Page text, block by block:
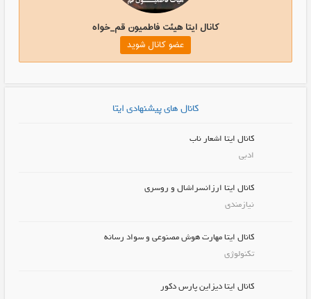
کانال ایتا هیئت فاطمیون قم_خواه
عضو کانال شوید
کانال های پیشنهادی ایتا
کانال ایتا اشعار ناب
ادبی
کانال ایتا ارزانسراشال و روسری
نیازمندی
کانال ایتا مهارت هوش مصنوعی و سواد رسانه
تکنولوژی
کانال ایتا دیزاین پارس دکور